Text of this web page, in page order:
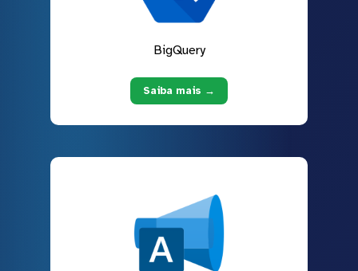
BigQuery
Saiba mais →